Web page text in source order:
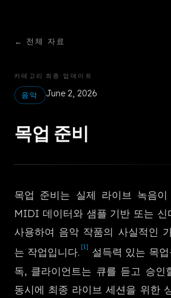
← 전체 자료
카테고리
음악
최종 업데이트
June 2, 2026
목업 준비
목업 준비는 실제 라이브 녹음
MIDI 데이터와 샘플 기반 또는 신
사용하여 음악 작품의 사실적인
는 작업입니다. [1]
설득력 있는 목
독, 클라이언트는 큐를 듣고 승인
동시에 최종 라이브 세션을 위한